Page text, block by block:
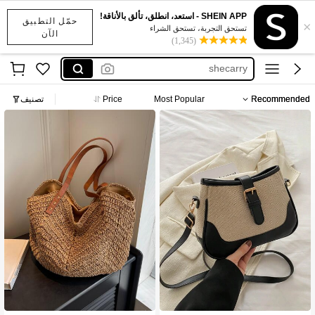
حمّل التطبيق
الآن
×
SHEIN APP - استعد، انطلق، تألق بالأناقة!
تستحق التجربة، تستحق الشراء
(1,345)
offsoul
motf
shecarry
lrcwy
offsoul
motf
Recommended
Most Popular
Price تصنيف